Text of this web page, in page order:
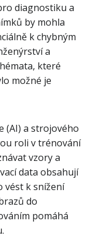
diagnostiku a
by mohla
k chybným
a
které
možné je
(AI) a strojového
roli v trénování
vzory a
data obsahují
vést k snížení
do
pomáhá